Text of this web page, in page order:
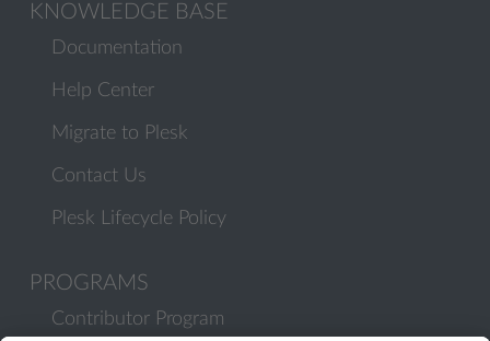
KNOWLEDGE BASE
Documentation
Help Center
Migrate to Plesk
Contact Us
Plesk Lifecycle Policy
PROGRAMS
Contributor Program